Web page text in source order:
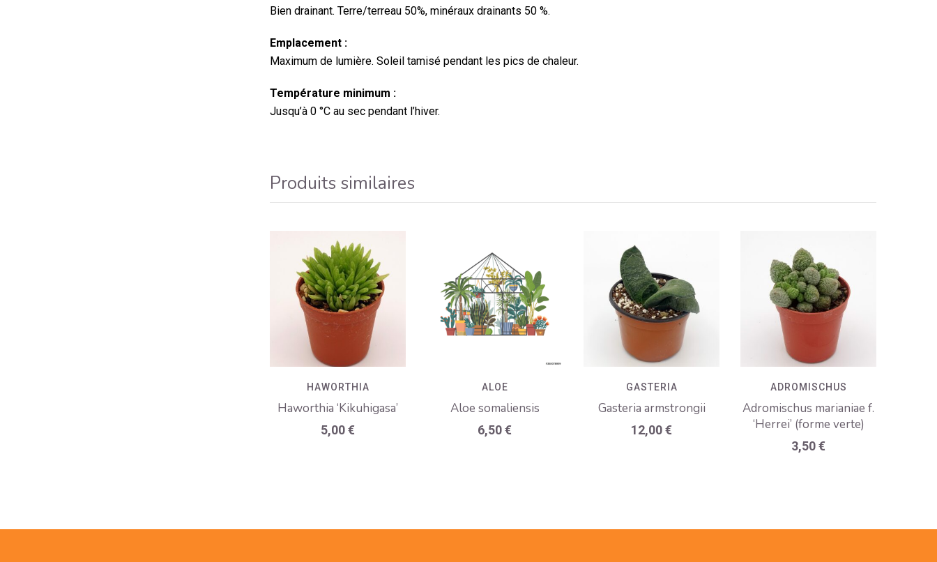
Bien drainant. Terre/terreau 50%, minéraux drainants 50 %.
Emplacement :
Maximum de lumière. Soleil tamisé pendant les pics de chaleur.
Température minimum :
Jusqu’à 0 °C au sec pendant l’hiver.
Produits similaires
HAWORTHIA
Haworthia ‘Kikuhigasa’
5,00€
ALOE
Aloe somaliensis
6,50€
GASTERIA
Gasteria armstrongii
12,00€
ADROMISCHUS
Adromischus marianiae f.
‘Herrei’ (forme verte)
3,50€